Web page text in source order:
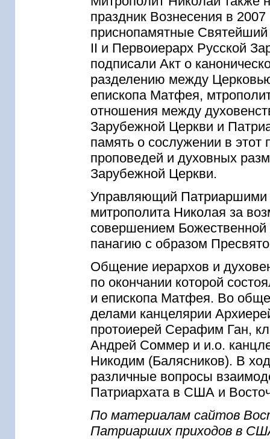
праздник Вознесения в
приснопамятные
ІІ и Первоиерарх Русской
подписали Акт о
разделению между
епископа Матфея,
отношения между
Зарубежной Церкви и
память о сослужении в этот
проповедей и духовных
Зарубежной Церкви.
Управляющий Патриаршими
митрополита Николая за
совершением Божественной
панагию с образом
Общение иерархов и
по окончании которой
и епископа Матфея. Во
делами канцелярии
протоиерей Серафим Ган,
Андрей Соммер и и.о.
Никодим (Балясников). В
различные вопросы
Патриархата в США и
По материалам сайтов
Патриарших приходов в